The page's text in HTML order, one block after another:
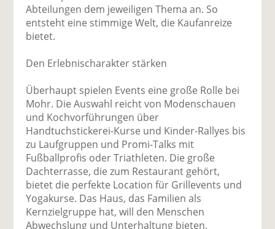
Abteilungen dem jeweiligen Thema an. So
entsteht eine stimmige Welt, die Kaufanreize
bietet.
Den Erlebnischarakter stärken
Überhaupt spielen Events eine große Rolle bei
Mohr. Die Auswahl reicht von Modenschauen
und Kochvorführungen über
Handtuchstickerei-Kurse und Kinder-Rallyes bis
zu Laufgruppen und Promi-Talks mit
Fußballprofis oder Triathleten. Die große
Dachterrasse, die zum Restaurant gehört,
bietet die perfekte Location für Grillevents und
Yoga­kurse. Das Haus, das Familien als
Kernzielgruppe hat, will den Menschen
Abwechslung und Unterhaltung bieten.